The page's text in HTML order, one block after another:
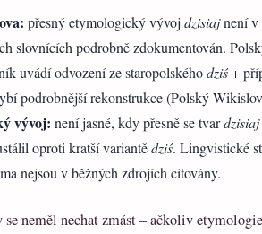
přesný etymologický vývoj dzisiajnení v
slovnících podrobně zdokumentován.
uvádí odvození ze staropolskéhodziś+
podrobnější rekonstrukce (Polský
vývoj: není jasné, kdy přesně se tvardzisiaj
oproti kratší variantědziś. Lingvistické
nejsou v běžných zdrojích citovány.
neměl nechat zmást – ačkoliv